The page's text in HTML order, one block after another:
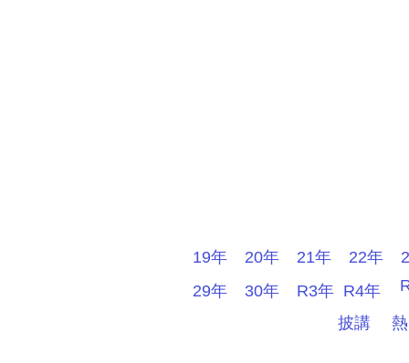
披講
19年 20年 21年 22年
29年
30年 R3年 R4年